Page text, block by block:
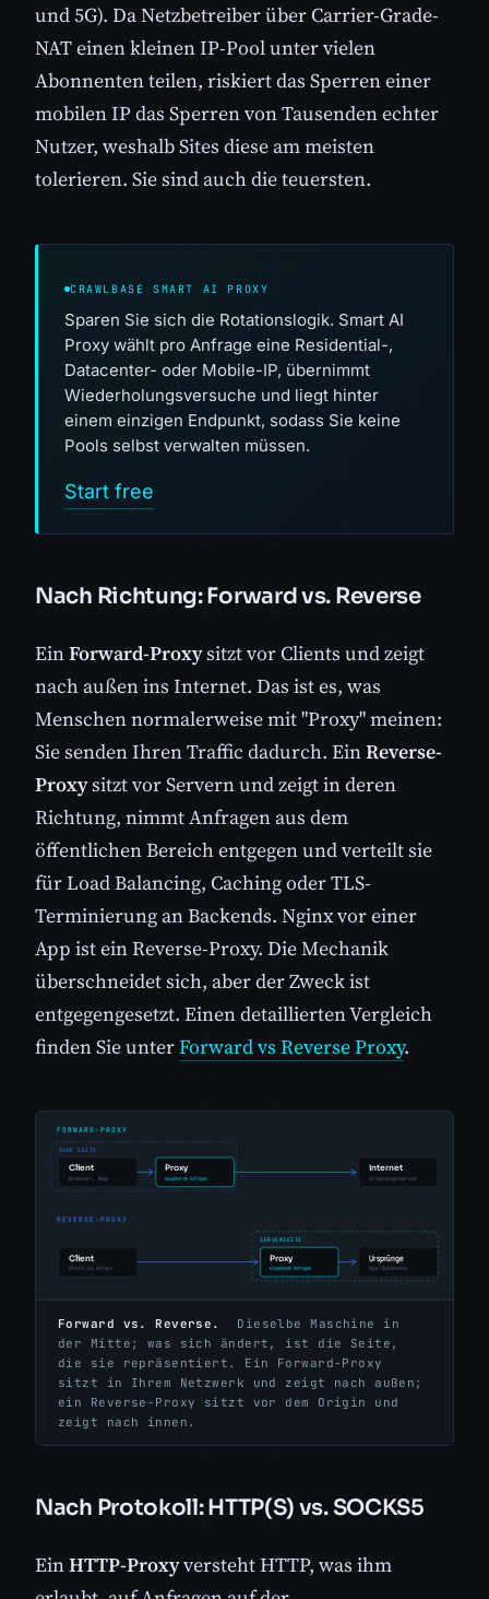
und 5G). Da Netzbetreiber über Carrier-Grade-
NAT einen kleinen IP-Pool unter vielen
Abonnenten teilen, riskiert das Sperren einer
mobilen IP das Sperren von Tausenden echter
Nutzer, weshalb Sites diese am meisten
tolerieren. Sie sind auch die teuersten.
CRAWLBASE SMART AI PROXY
Sparen Sie sich die Rotationslogik. Smart AI
Proxy wählt pro Anfrage eine Residential-,
Datacenter- oder Mobile-IP, übernimmt
Wiederholungsversuche und liegt hinter
einem einzigen Endpunkt, sodass Sie keine
Pools selbst verwalten müssen.
Start free
Nach Richtung: Forward vs. Reverse
EinForward-Proxysitzt vor Clients und zeigt
nach außen ins Internet. Das ist es, was
Menschen normalerweise mit "Proxy" meinen:
Sie senden Ihren Traffic dadurch. EinReverse-
Proxysitzt vor Servern und zeigt in deren
Richtung, nimmt Anfragen aus dem
öffentlichen Bereich entgegen und verteilt sie
für Load Balancing, Caching oder TLS-
Terminierung an Backends. Nginx vor einer
App ist ein Reverse-Proxy. Die Mechanik
überschneidet sich, aber der Zweck ist
entgegengesetzt. Einen detaillierten Vergleich
finden Sie unterForward vs Reverse Proxy.
Forward vs. Reverse.
Dieselbe Maschine in
der Mitte; was sich ändert, ist die Seite,
die sie repräsentiert. Ein Forward-Proxy
sitzt in Ihrem Netzwerk und zeigt nach außen;
ein Reverse-Proxy sitzt vor dem Origin und
zeigt nach innen.
Nach Protokoll: HTTP(S) vs. SOCKS5
EinHTTP-Proxyversteht HTTP, was ihm